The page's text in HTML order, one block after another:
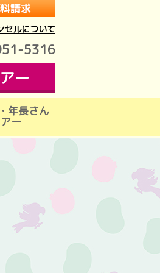
セルについて
5316
ー
年長さん
ー